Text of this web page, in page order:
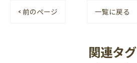
< 前のページ 一覧に戻る
関連タグ